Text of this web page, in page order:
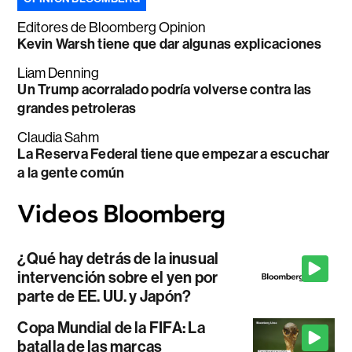
Editores de Bloomberg Opinion
Kevin Warsh tiene que dar algunas explicaciones
Liam Denning
Un Trump acorralado podría volverse contra las
grandes petroleras
Claudia Sahm
La Reserva Federal tiene que empezar a escuchar
a la gente común
¿Qué hay detrás de la inusual
intervención sobre el yen por
parte de EE. UU. y Japón?
Copa Mundial de la FIFA: La
batalla de las marcas